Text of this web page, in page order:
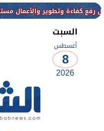
والأعمال مستمرة لباقي
السبت
أغسطس
8
2026